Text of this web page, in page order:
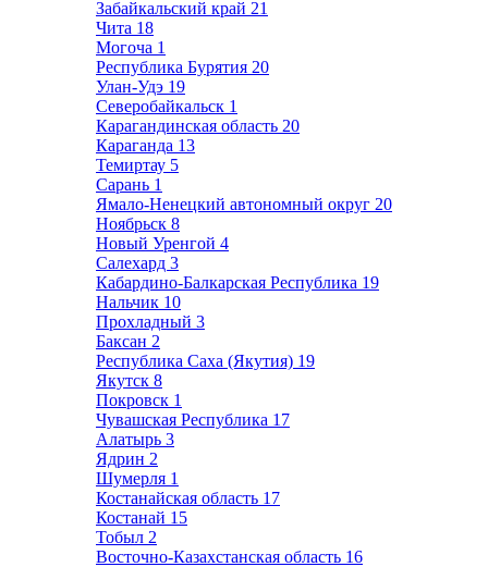
Забайкальский край 21
Чита 18
Могоча 1
Республика Бурятия 20
Улан-Удэ 19
Северобайкальск 1
Карагандинская область 20
Караганда 13
Темиртау 5
Сарань 1
Ямало-Ненецкий автономный округ 20
Ноябрьск 8
Новый Уренгой 4
Салехард 3
Кабардино-Балкарская Республика 19
Нальчик 10
Прохладный 3
Баксан 2
Республика Саха (Якутия) 19
Якутск 8
Покровск 1
Чувашская Республика 17
Алатырь 3
Ядрин 2
Шумерля 1
Костанайская область 17
Костанай 15
Тобыл 2
Восточно-Казахстанская область 16